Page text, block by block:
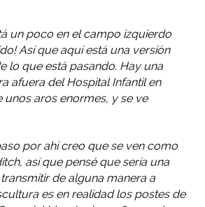
un poco en el campo izquierdo
Así que aquí está una versión
lo que está pasando. Hay una
afuera del Hospital Infantil en
unos aros enormes, y se ve
por ahí creo que se ven como
así que pensé que sería una
de alguna manera a
es en realidad los postes de